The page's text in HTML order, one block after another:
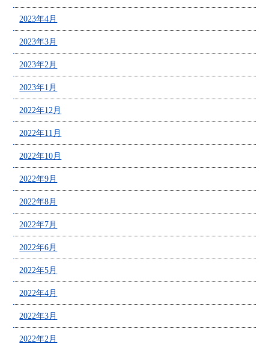
2023年4月
2023年3月
2023年2月
2023年1月
2022年12月
2022年11月
2022年10月
2022年9月
2022年8月
2022年7月
2022年6月
2022年5月
2022年4月
2022年3月
2022年2月